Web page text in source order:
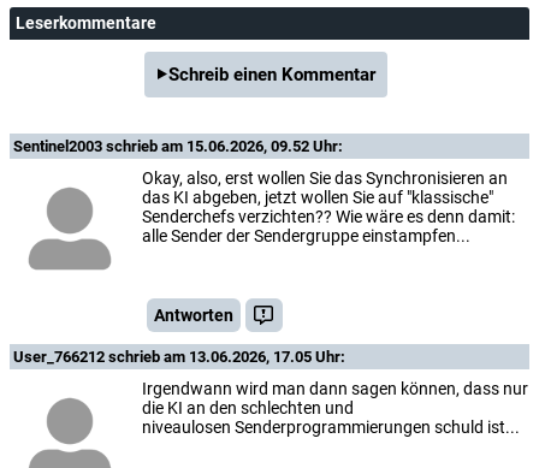
Leserkommentare
Schreib einen Kommentar
Sentinel2003 schrieb am 15.06.2026, 09.52 Uhr:
Okay, also, erst wollen Sie das Synchronisieren an
das KI abgeben, jetzt wollen Sie auf "klassische"
Senderchefs verzichten?? Wie wäre es denn damit:
alle Sender der Sendergruppe einstampfen...
Antworten
User_766212 schrieb am 13.06.2026, 17.05 Uhr:
Irgendwann wird man dann sagen können, dass nur
die KI an den schlechten und
niveaulosen Senderprogrammierungen schuld ist...